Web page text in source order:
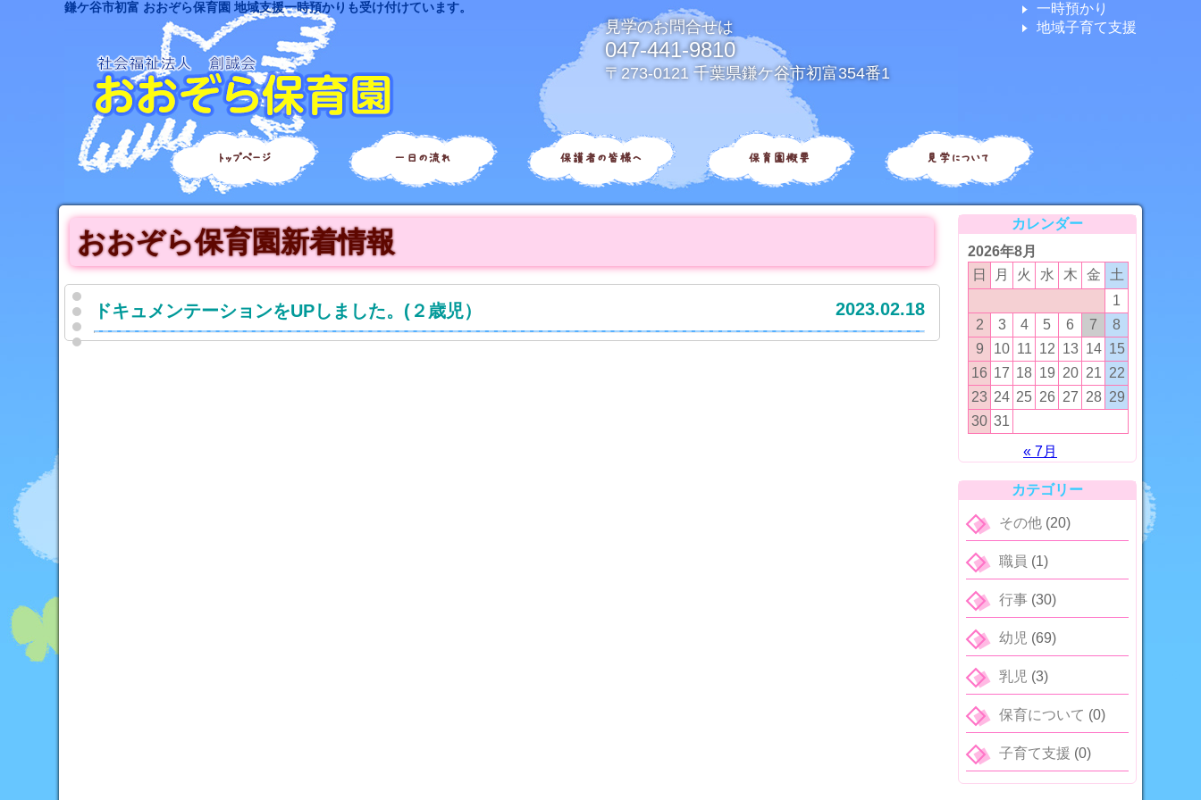
鎌ケ谷市初富 おおぞら保育園 地域支援一時預かりも受け付けています。
見学のお問合せは
047-441-9810
〒273-0121 千葉県鎌ケ谷市初富354番1
一時預かり
地域子育て支援
トップページ 一日の流れ 保護者の皆様へ 保育園概要 見学について
おおぞら保育園新着情報
ドキュメンテーションをUPしました。(２歳児） 2023.02.18
カレンダー
2026年8月
日
月 火 水 木 金
土
1
2
3 4 5 6 7
8
9
10 11 12 13 14 15
16 17 18 19 20 21 22
23 24 25 26 27 28 29
30 31
« 7月
カテゴリー
その他(20)
職員 (1)
行事(30)
幼児 (69)
乳児 (3)
保育について (0)
子育て支援 (0)